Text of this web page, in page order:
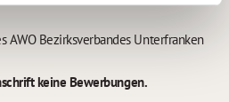
AWO Bezirksverbandes Unterfranken
keine Bewerbungen.